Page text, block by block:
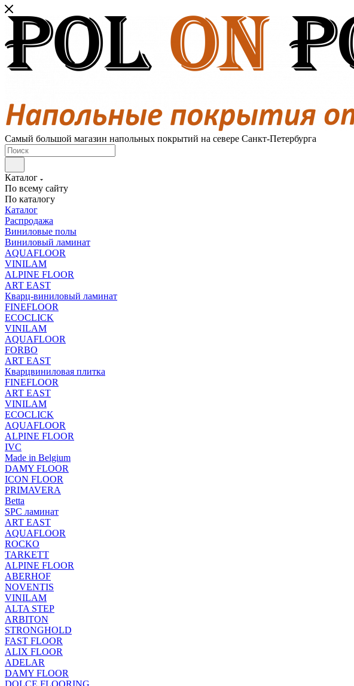
Самый большой магазин напольных покрытий на севере Санкт-Петербурга
Каталог
По всему сайту
По каталогу
Каталог
Распродажа
Виниловые полы
Виниловый ламинат
AQUAFLOOR
VINILAM
ALPINE FLOOR
ART EAST
Кварц-виниловый ламинат
FINEFLOOR
ECOCLICK
VINILAM
AQUAFLOOR
FORBO
ART EAST
Кварцвиниловая плитка
FINEFLOOR
ART EAST
VINILAM
ECOCLICK
AQUAFLOOR
ALPINE FLOOR
IVC
Made in Belgium
DAMY FLOOR
ICON FLOOR
PRIMAVERA
Betta
SPC ламинат
ART EAST
AQUAFLOOR
ROCKO
TARKETT
ALPINE FLOOR
ABERHOF
NOVENTIS
VINILAM
ALTA STEP
ARBITON
STRONGHOLD
FAST FLOOR
ALIX FLOOR
ADELAR
DAMY FLOOR
DOLCE FLOORING